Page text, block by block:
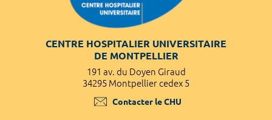
CENTRE HOSPITALIER UNIVERSITAIRE
DE MONTPELLIER
191 av. du Doyen Giraud
34295 Montpellier cedex 5
Contacter le CHU